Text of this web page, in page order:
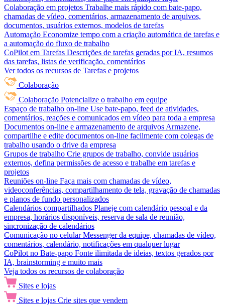
Colaboração em projetos Trabalhe mais rápido com bate-papo,
chamadas de vídeo, comentários, armazenamento de arquivos,
documentos, usuários externos, modelos de tarefas
Automação Economize tempo com a criação automática de tarefas e
a automação do fluxo de trabalho
CoPilot em Tarefas Descrições de tarefas geradas por IA, resumos
das tarefas, listas de verificação, comentários
Ver todos os recursos de Tarefas e projetos
Colaboração
Colaboração Potencialize o trabalho em equipe
Espaço de trabalho on-line Use bate-papo, feed de atividades,
comentários, reações e comunicados em vídeo para toda a empresa
Documentos on-line e armazenamento de arquivos Armazene,
compartilhe e edite documentos on-line facilmente com colegas de
trabalho usando o drive da empresa
Grupos de trabalho Crie grupos de trabalho, convide usuários
externos, defina permissões de acesso e trabalhe em tarefas e
projetos
Reuniões on-line Faça mais com chamadas de vídeo,
videoconferências, compartilhamento de tela, gravação de chamadas
e planos de fundo personalizados
Calendários compartilhados Planeje com calendário pessoal e da
empresa, horários disponíveis, reserva de sala de reunião,
sincronização de calendários
Comunicação no celular Messenger da equipe, chamadas de vídeo,
comentários, calendário, notificações em qualquer lugar
CoPilot no Bate-papo Fonte ilimitada de ideias, textos gerados por
IA, brainstorming e muito mais
Veja todos os recursos de colaboração
Sites e lojas
Sites e lojas Crie sites que vendem